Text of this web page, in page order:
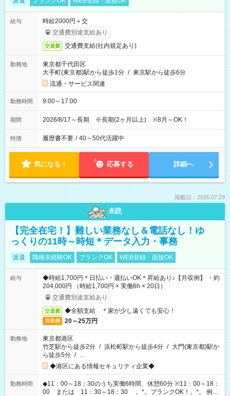
給与
時給2000円＋交
交通費別途支給あり
交通費 交通費支給(社内規定あり)
勤務地
東京都千代田区
大手町(東京都)駅から徒歩1分 / 東京駅から徒歩6分
流通・サービス関連
勤務時間 9:00～17:00
期間 2026/8/17～長期 ※長期(2ヶ月以上) ※8月～OK！
特徴 履歴書不要 / 40～50代活躍中
気になる！ 応募する 詳細へ
掲載日：2026.07.29
未読
【完全在宅！】難しい業務なし＆電話なし！ゆ
っくりの11時～時短＊データ入力・事務
派遣 職種未経験OK ブランクOK WEB登録・面接OK
給与
◆時給1,700円＊日払い・週払いOK＊昇給あり♪【月収例】 ・約
204,000円 （時給1,700円 × 実働6h × 20日）
交通費別途支給あり
交通費 ◆全額支給 ＊家が少し遠くても安心！
月収例 20～25万円
勤務地
東京都港区
竹芝駅から徒歩2分 / 浜松町駅から徒歩4分 / 大門(東京都)駅か
ら徒歩5分 / …
◆港区にある情報セキュリティ企業◆
勤務時間
◆11：00～18：30のうち実働6時間、休憩60分 ※11：00～18：
00 または 11：30～18：30 。*。ブランクOK！。*。 例え